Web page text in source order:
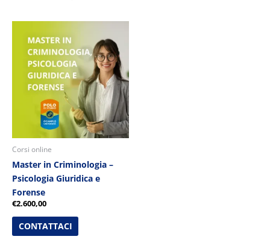
Corsi online
Master in Criminologia –
Psicologia Giuridica e
Forense
€2.600,00
CONTATTACI